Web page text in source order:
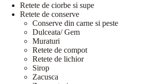
Retete de ciorbe si supe
Retete de conserve
Conserve din carne si peste
Dulceata/ Gem
Muraturi
Retete de compot
Retete de lichior
Sirop
Zacusca